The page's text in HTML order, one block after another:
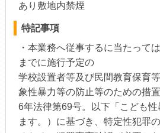
あり敷地内禁煙
特記事項
・本業務へ従事するに当たって
までに施行予定の
学校設置者等及び民間教育保育
象性暴力等の防止等のための措
6年法律第69号。以下「こども
ます。）に基づき、特定性犯罪